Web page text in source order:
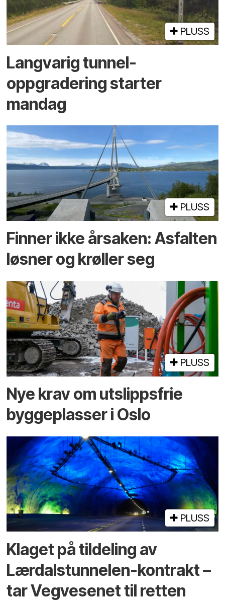
PLUSS
Langvarig tunnel­
oppgradering starter
mandag
PLUSS
Finner ikke årsaken: Asfalten
løsner og krøller seg
PLUSS
Nye krav om utslippsfrie
byggeplasser i Oslo
PLUSS
Klaget på tildeling av
Lærdalstunnelen-kontrakt –
tar Vegvesenet til retten